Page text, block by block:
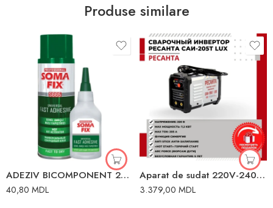
Produse similare
ADEZIV BICOMPONENT 200ml ACTIVATOR 50g SOMAFIX 80057
40,80 MDL
Aparat de sudat 220V-240V Resanta
3.379,00 MDL